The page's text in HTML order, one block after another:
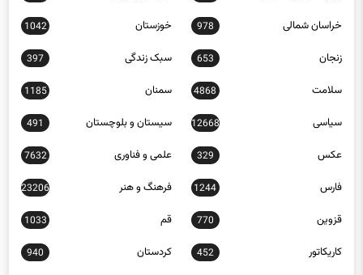
خراسان شمالی 978 خوزستان 1042
زنجان 653 سبک زندگی 397
سلامت 4868 سمنان 1185
سیاسی 12668 سیستان و بلوچستان 491
عکس 329 علمی و فناوری 7632
فارس 1244 فرهنگ و هنر 23206
قزوین 770 قم 1033
کاریکاتور 452 کردستان 940